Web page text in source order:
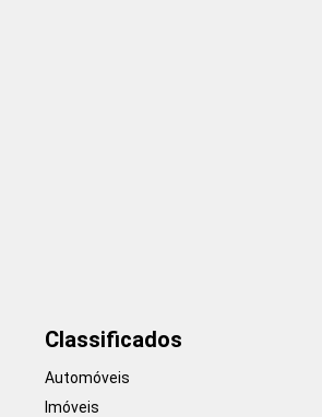
Classificados
Automóveis
Imóveis